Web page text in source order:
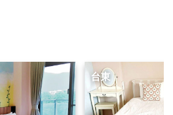
台東